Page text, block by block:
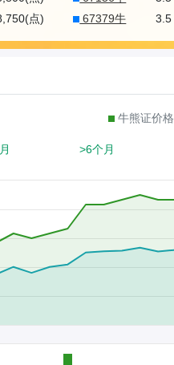
股
证
点)
67379牛 3.5
牛熊证价格
>6个月